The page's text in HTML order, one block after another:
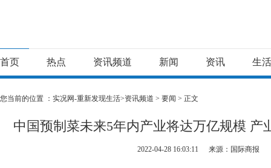
首页 热点 资讯频道 新闻 资讯 生活
您当前的位置 ： 实况网-重新发现生活>资讯频道 > 要闻 > 正文
中国预制菜未来5年内产业将达万亿规模 产
2022-04-28 16:03:11 来源：国际商报